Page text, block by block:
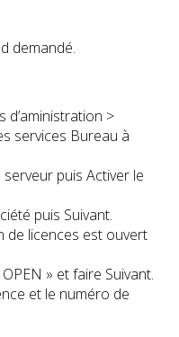
>
services Bureau à
puis Activer le
puis Suivant.
licences est ouvert
» et faire Suivant.
et le numéro de